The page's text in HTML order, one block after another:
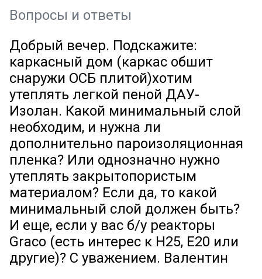
Вопросы и ответы
Добрый вечер. Подскажите:
каркасный дом (каркас обшит
снаружи ОСБ плитой)хотим
утеплять легкой пеной ДАУ-
Изолан. Какой минимальный слой
необходим, и нужна ли
дополнительно пароизоляционная
пленка? Или однозначно нужно
утеплять закрытопористым
материалом? Если да, то какой
минимальный слой должен быть?
И еще, если у вас б/у реакторы
Graco (есть интерес к Н25, Е20 или
другие)? С уважением. Валентин